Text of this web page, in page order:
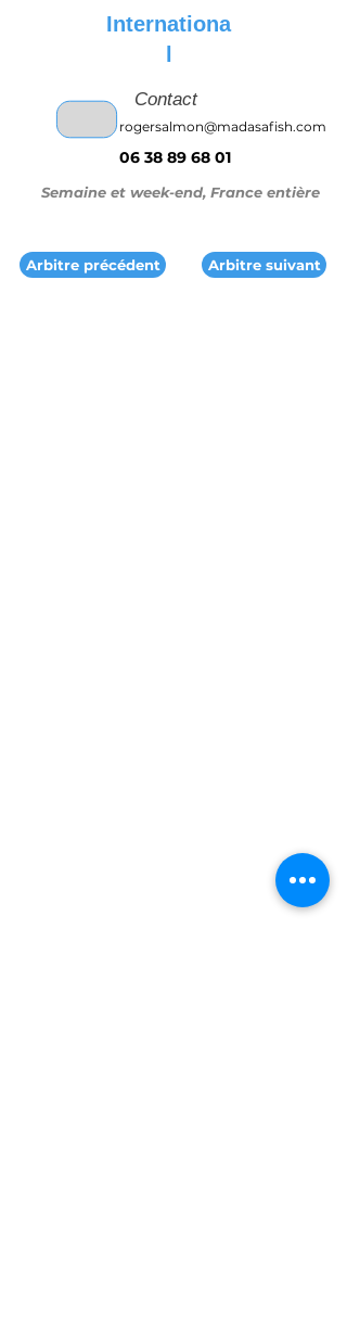
Internationa
Semaine et week-end, France entière
Contact
rogersalmon@madasafish.com
06 38 89 68 01
Arbitre précédent Arbitre suivant